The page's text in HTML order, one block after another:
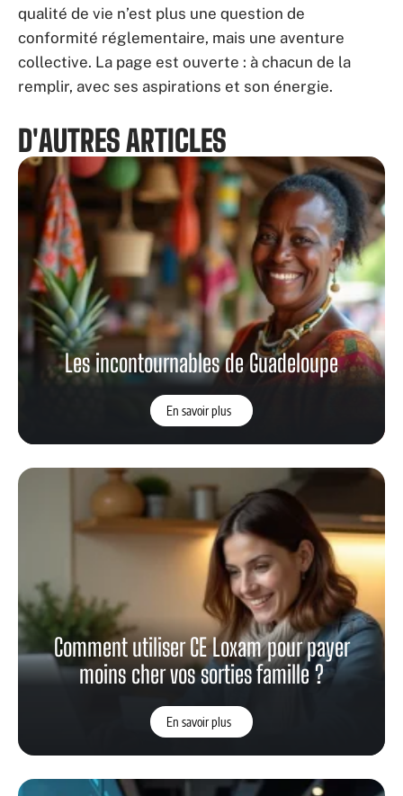
qualité de vie n’est plus une question de
conformité réglementaire, mais une aventure
collective. La page est ouverte : à chacun de la
remplir, avec ses aspirations et son énergie.
D'AUTRES ARTICLES
Les incontournables de Guadeloupe
En savoir plus
Comment utiliser CE Loxam pour payer
moins cher vos sorties famille ?
En savoir plus